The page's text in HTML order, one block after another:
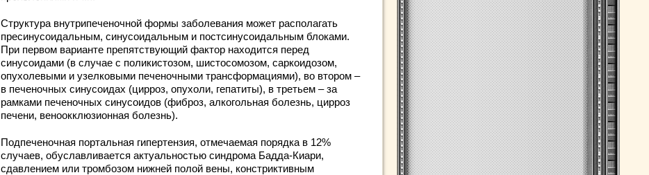
Структура внутрипеченочной формы заболевания может располагать
пресинусоидальным, синусоидальным и постсинусоидальным блоками.
При первом варианте препятствующий фактор находится перед
синусоидами (в случае с поликистозом, шистосомозом, саркоидозом,
опухолевыми и узелковыми печеночными трансформациями), во втором –
в печеночных синусоидах (цирроз, опухоли, гепатиты), в третьем – за
рамками печеночных синусоидов (фиброз, алкогольная болезнь, цирроз
печени, веноокклюзионная болезнь).
Подпеченочная портальная гипертензия, отмечаемая порядка в 12%
случаев, обуславливается актуальностью синдрома Бадда-Киари,
сдавлением или тромбозом нижней полой вены, констриктивным